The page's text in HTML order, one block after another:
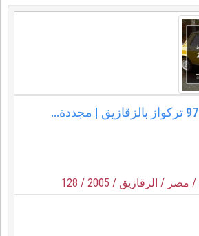
/ مصر / الزقازيق / 2005
/ 128